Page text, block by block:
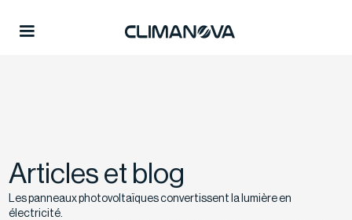
Articles et blog
Les panneaux photovoltaïques convertissent la lumière en
électricité.